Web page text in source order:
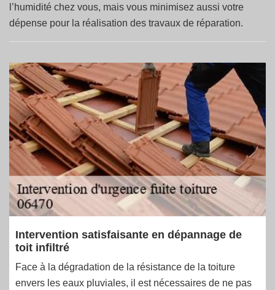
l’humidité chez vous, mais vous minimisez aussi votre
dépense pour la réalisation des travaux de réparation.
Intervention satisfaisante en dépannage de
toit infiltré
Face à la dégradation de la résistance de la toiture
envers les eaux pluviales, il est nécessaires de ne pas